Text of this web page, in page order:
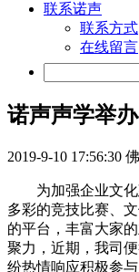
联系诺声
联系方式
在线留言
诺声声学举
2019-9-10 17:56:30
为加强企业文
多彩的竞技比赛、
的平台，丰富大家
聚力，近期，我司
纷热情响应积极参与